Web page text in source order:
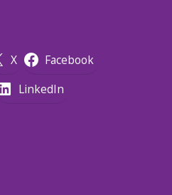
X
Facebook
LinkedIn